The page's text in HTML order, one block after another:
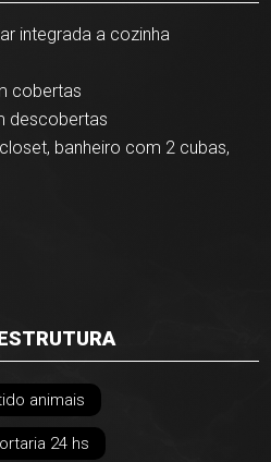
integrada a cozinha
cobertas
descobertas
banheiro com 2 cubas,
animais
24 hs